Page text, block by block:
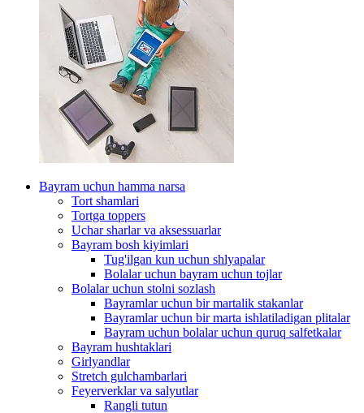
Bayram uchun hamma narsa
Tort shamlari
Tortga toppers
Uchar sharlar va aksessuarlar
Bayram bosh kiyimlari
Tug'ilgan kun uchun shlyapalar
Bolalar uchun bayram uchun tojlar
Bolalar uchun stolni sozlash
Bayramlar uchun bir martalik stakanlar
Bayramlar uchun bir marta ishlatiladigan plitalar
Bayram uchun bolalar uchun quruq salfetkalar
Bayram hushtaklari
Girlyandlar
Stretch gulchambarlari
Feyerverklar va salyutlar
Rangli tutun